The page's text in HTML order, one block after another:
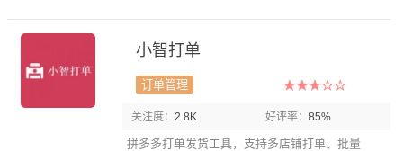
小智打单
订单管理
关注度： 2.8K 好评率： 85%
拼多多打单发货工具，支持多店铺打单、批量